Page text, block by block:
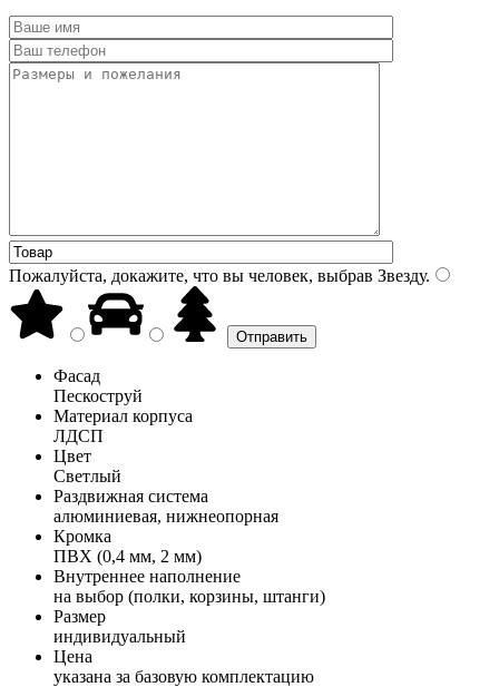
Пожалуйста, докажите, что вы человек, выбрав Звезду.
Фасад
Пескоструй
Материал корпуса
ЛДСП
Цвет
Светлый
Раздвижная система
алюминиевая, нижнеопорная
Кромка
ПВХ (0,4 мм, 2 мм)
Внутреннее наполнение
на выбор (полки, корзины, штанги)
Размер
индивидуальный
Цена
указана за базовую комплектацию